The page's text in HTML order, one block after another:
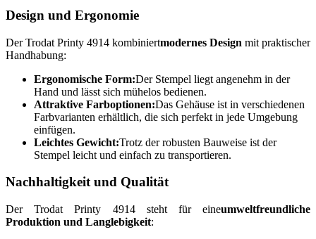
Design und Ergonomie
Der Trodat Printy 4914 kombiniertmodernes Design mit praktischer
Handhabung:
Ergonomische Form:Der Stempel liegt angenehm in der
Hand und lässt sich mühelos bedienen.
Attraktive Farboptionen:Das Gehäuse ist in verschiedenen
Farbvarianten erhältlich, die sich perfekt in jede Umgebung
einfügen.
Leichtes Gewicht:Trotz der robusten Bauweise ist der
Stempel leicht und einfach zu transportieren.
Nachhaltigkeit und Qualität
Der Trodat Printy 4914 steht für eineumweltfreundliche
Produktion und Langlebigkeit: